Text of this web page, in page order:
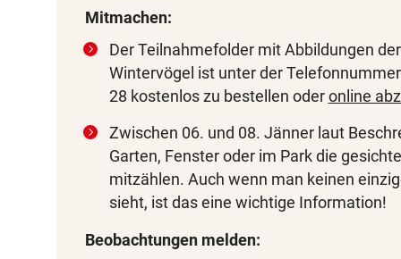
Mitmachen:
Der Teilnahmefolder mit Abbildungen
Wintervögel ist unter der
28 kostenlos zu bestellen oderonline
Zwischen 06. und 08. Jänner laut
Garten, Fenster oder im Park die
mitzählen. Auch wenn man keinen
sieht, ist das eine wichtige Information!
Beobachtungen melden: